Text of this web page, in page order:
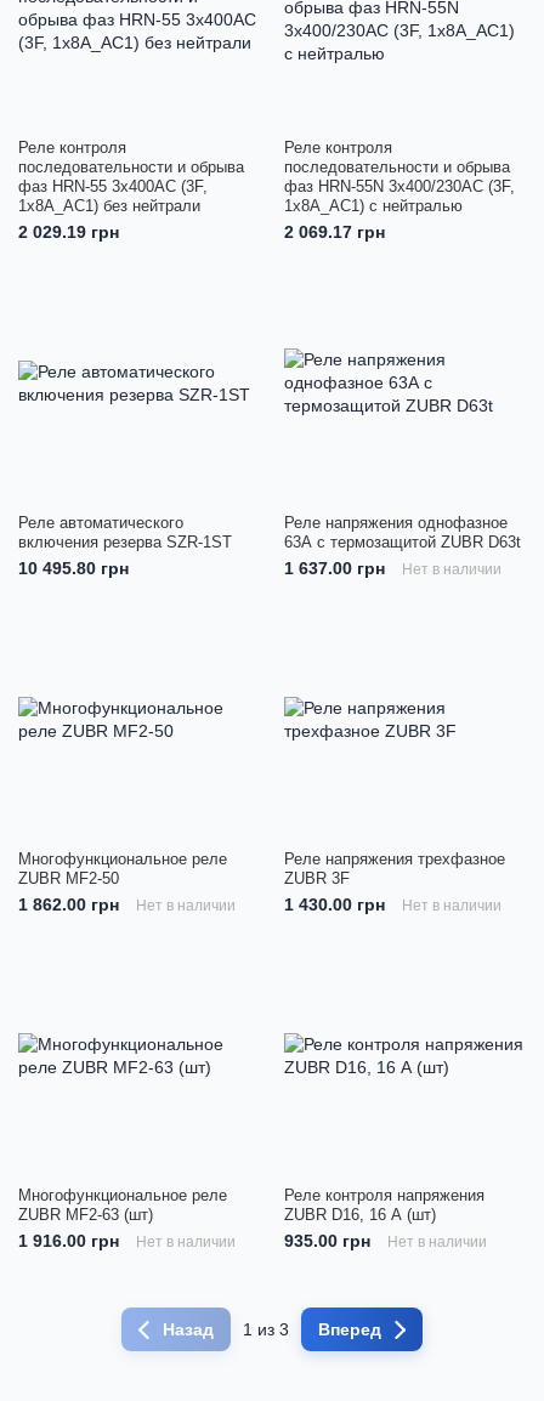
Реле контроля
последовательности и обрыва
фаз HRN-55 3x400AC (3F,
1x8A_AC1) без нейтрали
2 029.19 грн
Реле контроля
последовательности и обрыва
фаз HRN-55N 3x400/230AC (3F,
1x8A_AC1) с нейтралью
2 069.17 грн
Реле автоматического
включения резерва SZR-1ST
10 495.80 грн
Реле напряжения однофазное
63А с термозащитой ZUBR D63t
1 637.00 грн Нет в наличии
Многофункциональное реле
ZUBR MF2-50
1 862.00 грн Нет в наличии
Реле напряжения трехфазное
ZUBR 3F
1 430.00 грн Нет в наличии
Многофункциональное реле
ZUBR MF2-63 (шт)
1 916.00 грн Нет в наличии
Реле контроля напряжения
ZUBR D16, 16 А (шт)
935.00 грн Нет в наличии
Назад 1 из 3 Вперед